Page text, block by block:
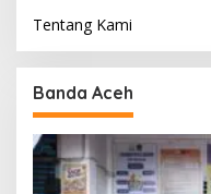
Tentang Kami
Banda Aceh